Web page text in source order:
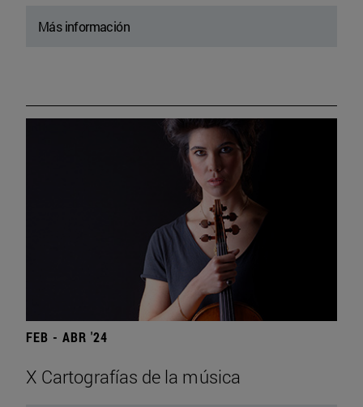
Más información
FEB - ABR '24
X Cartografías de la música